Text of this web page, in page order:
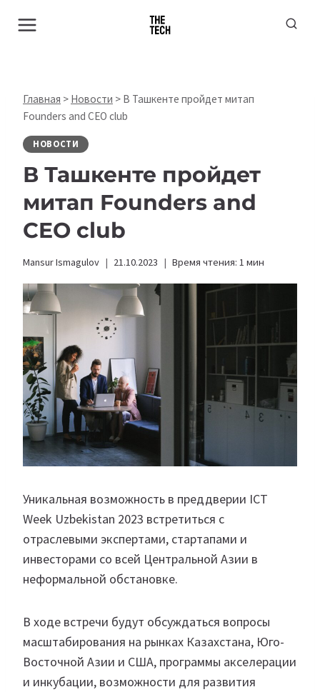
Главная > Новости > В Ташкенте пройдет митап
Founders and CEO club
НОВОСТИ
В Ташкенте пройдет
митап Founders and
CEO club
Mansur Ismagulov 21.10.2023 Время чтения: 1 мин
Уникальная возможность в преддверии ICT
Week Uzbekistan 2023 встретиться с
отраслевыми экспертами, стартапами и
инвесторами со всей Центральной Азии в
неформальной обстановке.
В ходе встречи будут обсуждаться вопросы
масштабирования на рынках Казахстана, Юго-
Восточной Азии и США, программы акселерации
и инкубации, возможности для развития